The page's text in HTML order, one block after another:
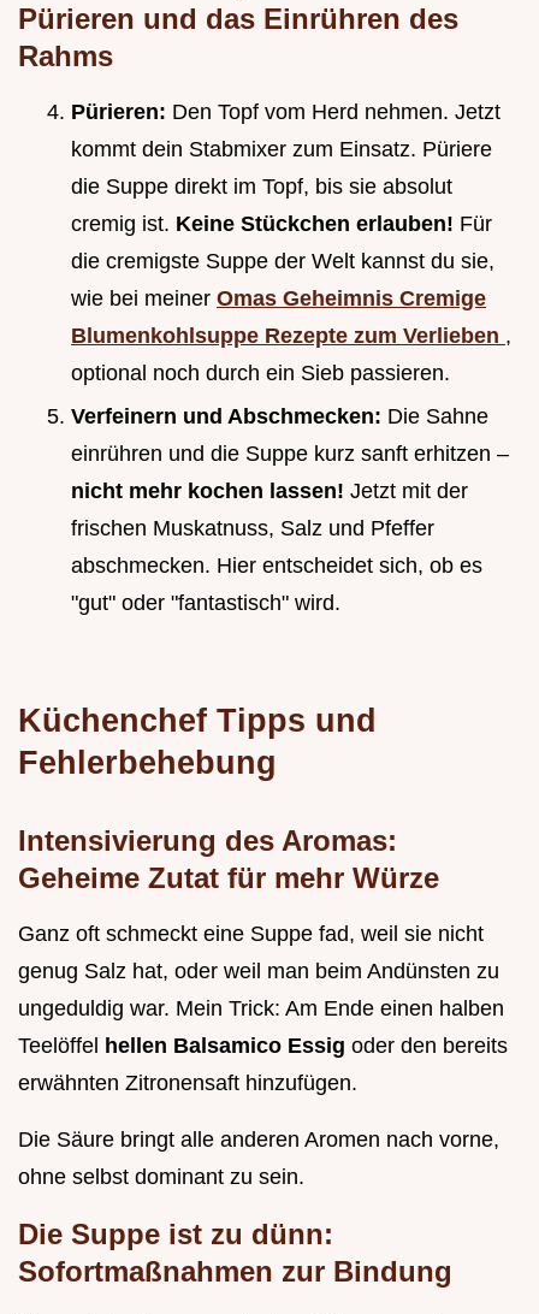
Pürieren und das Einrühren des
Rahms
Pürieren: Den Topf vom Herd nehmen. Jetzt
kommt dein Stabmixer zum Einsatz. Püriere
die Suppe direkt im Topf, bis sie absolut
cremig ist. Keine Stückchen erlauben! Für
die cremigste Suppe der Welt kannst du sie,
wie bei meiner Omas Geheimnis Cremige
Blumenkohlsuppe Rezepte zum Verlieben ,
optional noch durch ein Sieb passieren.
Verfeinern und Abschmecken: Die Sahne
einrühren und die Suppe kurz sanft erhitzen –
nicht mehr kochen lassen! Jetzt mit der
frischen Muskatnuss, Salz und Pfeffer
abschmecken. Hier entscheidet sich, ob es
"gut" oder "fantastisch" wird.
Küchenchef Tipps und
Fehlerbehebung
Intensivierung des Aromas:
Geheime Zutat für mehr Würze
Ganz oft schmeckt eine Suppe fad, weil sie nicht
genug Salz hat, oder weil man beim Andünsten zu
ungeduldig war. Mein Trick: Am Ende einen halben
Teelöffel hellen Balsamico Essig oder den bereits
erwähnten Zitronensaft hinzufügen.
Die Säure bringt alle anderen Aromen nach vorne,
ohne selbst dominant zu sein.
Die Suppe ist zu dünn:
Sofortmaßnahmen zur Bindung